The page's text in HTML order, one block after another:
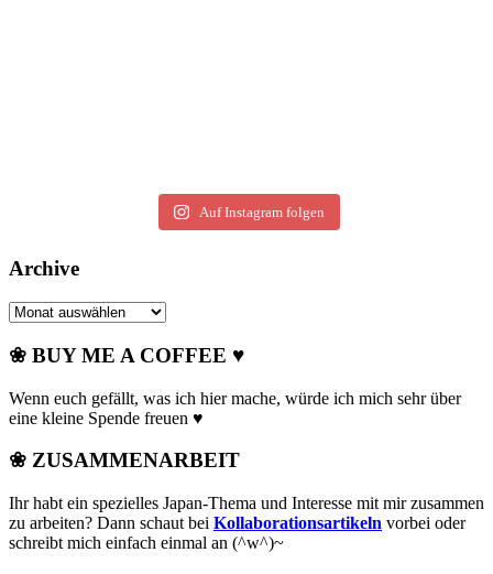
Auf Instagram folgen
Archive
Archive
❀ BUY ME A COFFEE ♥
Wenn euch gefällt, was ich hier mache, würde ich mich sehr über
eine kleine Spende freuen ♥
❀ ZUSAMMENARBEIT
Ihr habt ein spezielles Japan-Thema und Interesse mit mir zusammen
zu arbeiten? Dann schaut bei Kollaborationsartikeln vorbei oder
schreibt mich einfach einmal an (^w^)~